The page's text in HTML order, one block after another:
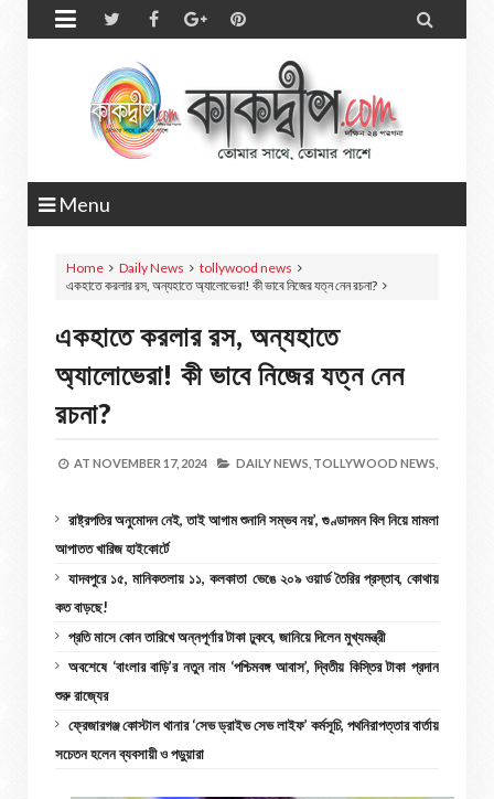
 
Menu
Home Daily News
tollywood news
একহাতে করলার রস, অন্যহাতে অ্যালোভেরা! কী ভাবে নিজের যত্ন নেন রচনা?
একহাতে করলার রস, অন্যহাতে
অ্যালোভেরা! কী ভাবে নিজের যত্ন নেন
রচনা?
AT NOVEMBER 17, 2024 DAILY NEWS, TOLLYWOOD NEWS,
রাষ্ট্রপতির অনুমোদন নেই, তাই আগাম শুনানি সম্ভব নয়’, গুণ্ডাদমন বিল নিয়ে মামলা
আপাতত খারিজ হাইকোর্টে
যাদবপুরে ১৫, মানিকতলায় ১১, কলকাতা ভেঙে ২০৯ ওয়ার্ড তৈরির প্রস্তাব, কোথায়
কত বাড়ছে!
প্রতি মাসে কোন তারিখে অন্নপূর্ণার টাকা ঢুকবে, জানিয়ে দিলেন মুখ্যমন্ত্রী
অবশেষে ‘বাংলার বাড়ি’র নতুন নাম ‘পশ্চিমবঙ্গ আবাস’, দ্বিতীয় কিস্তির টাকা প্রদান
শুরু রাজ্যের
ফ্রেজারগঞ্জ কোস্টাল থানার ‘সেভ ড্রাইভ সেভ লাইফ’ কর্মসূচি, পথনিরাপত্তার বার্তায়
সচেতন হলেন ব্যবসায়ী ও পড়ুয়ারা